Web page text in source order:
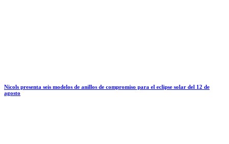
Nicols presenta seis modelos de anillos de compromiso para el eclipse solar del 12 de
agosto